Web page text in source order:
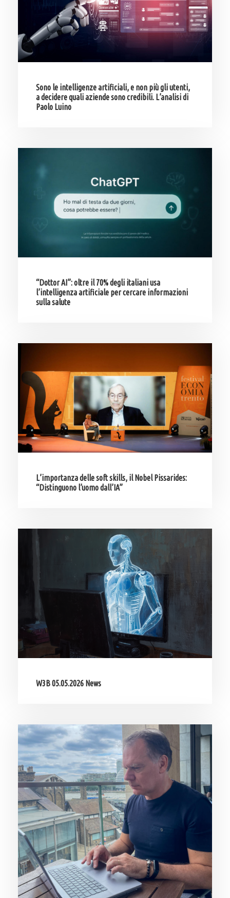
Sono le intelligenze artificiali, e non più gli utenti,
a decidere quali aziende sono credibili. L’analisi di
Paolo Luino
“Dottor AI”: oltre il 70% degli italiani usa
l’intelligenza artificiale per cercare informazioni
sulla salute
L’importanza delle soft skills, il Nobel Pissarides:
“Distinguono l’uomo dall’IA”
W3B 05.05.2026 News